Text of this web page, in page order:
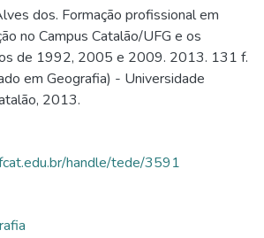
dos. Formação profissional em
no Campus Catalão/UFG e os
de 1992, 2005 e 2009. 2013. 131 f.
em Geografia) - Universidade
2013.
handle/tede/3591